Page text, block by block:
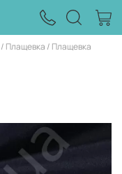
Плащевка
Плащевка